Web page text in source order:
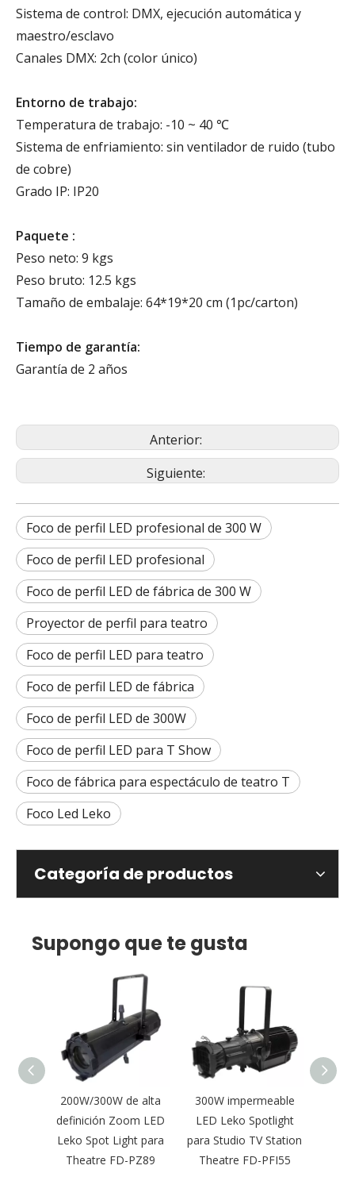
Sistema de control: DMX, ejecución automática y
maestro/esclavo
Canales DMX: 2ch (color único)
Entorno de trabajo:
Temperatura de trabajo: -10 ~ 40 ℃
Sistema de enfriamiento: sin ventilador de ruido (tubo
de cobre)
Grado IP: IP20
Paquete :
Peso neto: 9 kgs
Peso bruto: 12.5 kgs
Tamaño de embalaje: 64*19*20 cm (1pc/carton)
Tiempo de garantía:
Garantía de 2 años
Anterior:
Siguiente:
Foco de perfil LED profesional de 300 W
Foco de perfil LED profesional
Foco de perfil LED de fábrica de 300 W
Proyector de perfil para teatro
Foco de perfil LED para teatro
Foco de perfil LED de fábrica
Foco de perfil LED de 300W
Foco de perfil LED para T Show
Foco de fábrica para espectáculo de teatro T
Foco Led Leko
Categoría de productos
Supongo que te gusta
200W/300W de alta
definición Zoom LED
Leko Spot Light para
Theatre FD-PZ89
300W impermeable
LED Leko Spotlight
para Studio TV Station
Theatre FD-PFI55